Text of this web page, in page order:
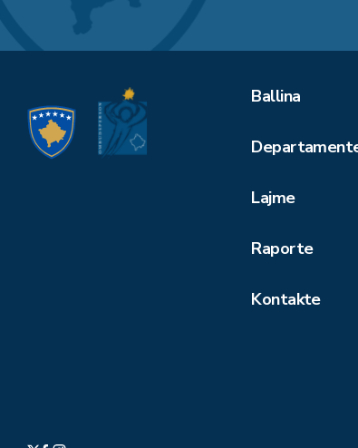
Ballina
Lajme
Raporte
Kontakte